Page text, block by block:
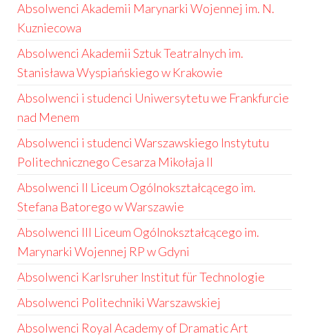
Absolwenci Akademii Marynarki Wojennej im. N.
Kuzniecowa
Absolwenci Akademii Sztuk Teatralnych im.
Stanisława Wyspiańskiego w Krakowie
Absolwenci i studenci Uniwersytetu we Frankfurcie
nad Menem
Absolwenci i studenci Warszawskiego Instytutu
Politechnicznego Cesarza Mikołaja II
Absolwenci II Liceum Ogólnokształcącego im.
Stefana Batorego w Warszawie
Absolwenci III Liceum Ogólnokształcącego im.
Marynarki Wojennej RP w Gdyni
Absolwenci Karlsruher Institut für Technologie
Absolwenci Politechniki Warszawskiej
Absolwenci Royal Academy of Dramatic Art